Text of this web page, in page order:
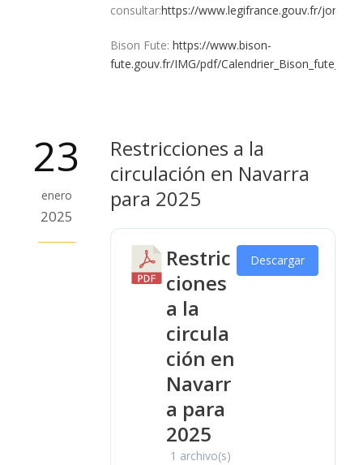
consultar:https://www.legifrance.gouv.fr/jorf/id/
Bison Fute: https://www.bison-
fute.gouv.fr/IMG/pdf/
23
enero
2025
Restricciones a la
circulación en Navarra
para 2025
Restric
ciones
a la
circula
ción en
Navarr
a para
2025
1 archivo(s)
Descargar